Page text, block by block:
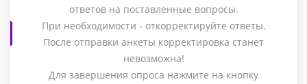
ответов на поставленные вопросы.
При необходимости - откорректируйте ответы.
После отправки анкеты корректировка станет
невозможна!
Для завершения опроса нажмите на кнопку